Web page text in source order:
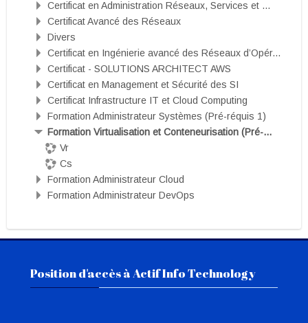
Certificat en Administration Réseaux, Services et ...
Certificat Avancé des Réseaux
Divers
Certificat en Ingénierie avancé des Réseaux d’Opér...
Certificat - SOLUTIONS ARCHITECT AWS
Certificat en Management et Sécurité des SI
Certificat Infrastructure IT et Cloud Computing
Formation Administrateur Systèmes (Pré-réquis 1)
Formation Virtualisation et Conteneurisation (Pré-...
Vr
Cs
Formation Administrateur Cloud
Formation Administrateur DevOps
Position d'accès à Actif Info Technology